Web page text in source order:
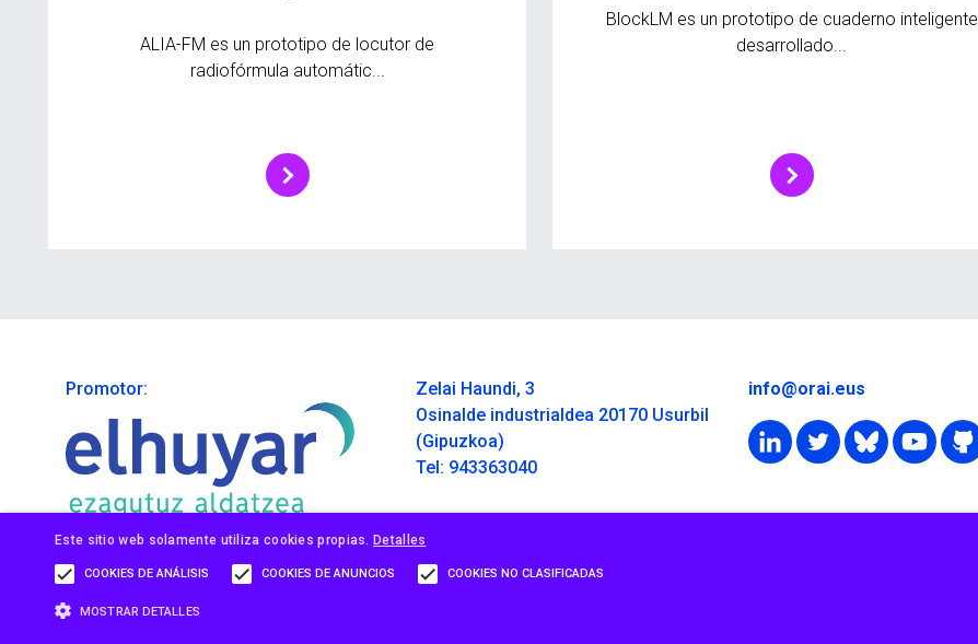
ALIA-FM es un prototipo de locutor de
radiofórmula automátic...
BlockLM es un prototipo de cuaderno inteligente
desarrollado...
Promotor:
Zelai Haundi, 3
Osinalde industrialdea 20170 Usurbil
(Gipuzkoa)
Tel: 943363040
info@orai.eus
Este sitio web solamente utiliza cookies propias. Detalles
COOKIES DE ANÁLISIS COOKIES DE ANUNCIOS COOKIES NO CLASIFICADAS
MOSTRAR DETALLES